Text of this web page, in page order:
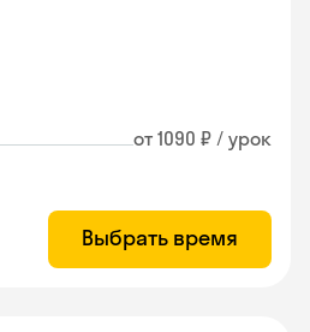
от 1090 ₽ / урок
Выбрать время